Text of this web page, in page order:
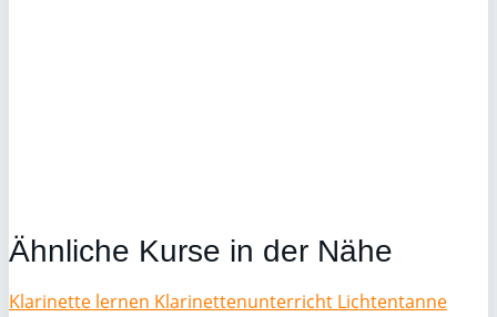
Ähnliche Kurse in der Nähe
Klarinette lernen Klarinettenunterricht Lichtentanne